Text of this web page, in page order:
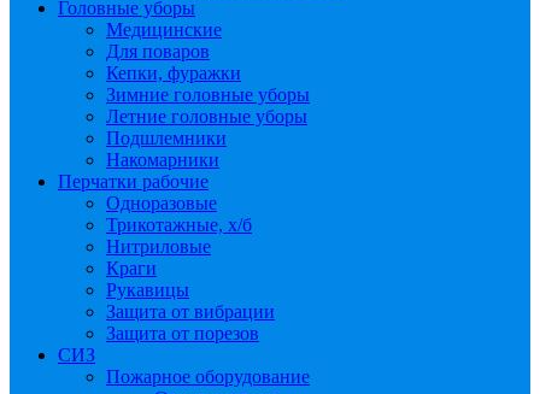
Головные уборы
Медицинские
Для поваров
Кепки, фуражки
Зимние головные уборы
Летние головные уборы
Подшлемники
Накомарники
Перчатки рабочие
Одноразовые
Трикотажные, х/б
Нитриловые
Краги
Рукавицы
Защита от вибрации
Защита от порезов
СИЗ
Пожарное оборудование